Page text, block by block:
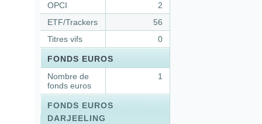
OPCI
2
ETF/Trackers
56
Titres vifs
0
FONDS EUROS
Nombre de
fonds euros
1
FONDS EUROS
DARJEELING